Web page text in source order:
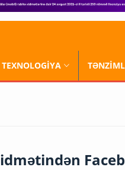
TEXNOLOGİYA